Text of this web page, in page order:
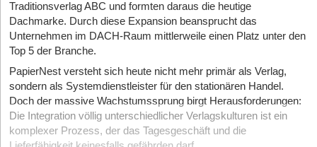
Traditionsverlag ABC und formten daraus die heutige
Dachmarke. Durch diese Expansion beansprucht das
Unternehmen im DACH-Raum mittlerweile einen Platz unter den
Top 5 der Branche.
PapierNest versteht sich heute nicht mehr primär als Verlag,
sondern als Systemdienstleister für den stationären Handel.
Doch der massive Wachstumssprung birgt Herausforderungen:
Die Integration völlig unterschiedlicher Verlagskulturen ist ein
komplexer Prozess, der das Tagesgeschäft und die